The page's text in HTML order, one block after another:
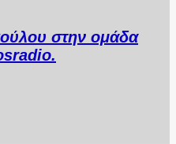
στην ομάδα